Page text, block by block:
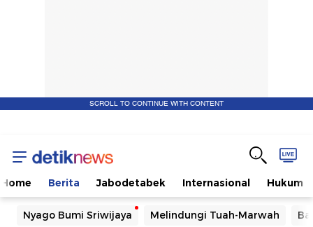
SCROLL TO CONTINUE WITH CONTENT
Home Berita Jabodetabek Internasional Hukum
Nyago Bumi Sriwijaya Melindungi Tuah-Marwah